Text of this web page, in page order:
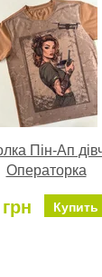
Пін-Ап
Операторка
Купить